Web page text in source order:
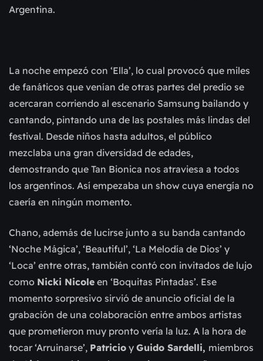
Argentina.
La noche empezó con ‘Ella’, lo cual provocó que miles
de fanáticos que venían de otras partes del predio se
acercaran corriendo al escenario Samsung bailando y
cantando, pintando una de las postales más lindas del
festival. Desde niños hasta adultos, el público
mezclaba una gran diversidad de edades,
demostrando que Tan Bionica nos atraviesa a todos
los argentinos. Así empezaba un show cuya energía no
caería en ningún momento.
Chano, además de lucirse junto a su banda cantando
‘Noche Mágica’, ‘Beautiful’, ‘La Melodía de Dios’ y
‘Loca’ entre otras, también contó con invitados de lujo
como Nicki Nicole en ‘Boquitas Pintadas’. Ese
momento sorpresivo sirvió de anuncio oficial de la
grabación de una colaboración entre ambos artistas
que prometieron muy pronto vería la luz. A la hora de
tocar ‘Arruinarse’, Patricio y Guido Sardelli, miembros